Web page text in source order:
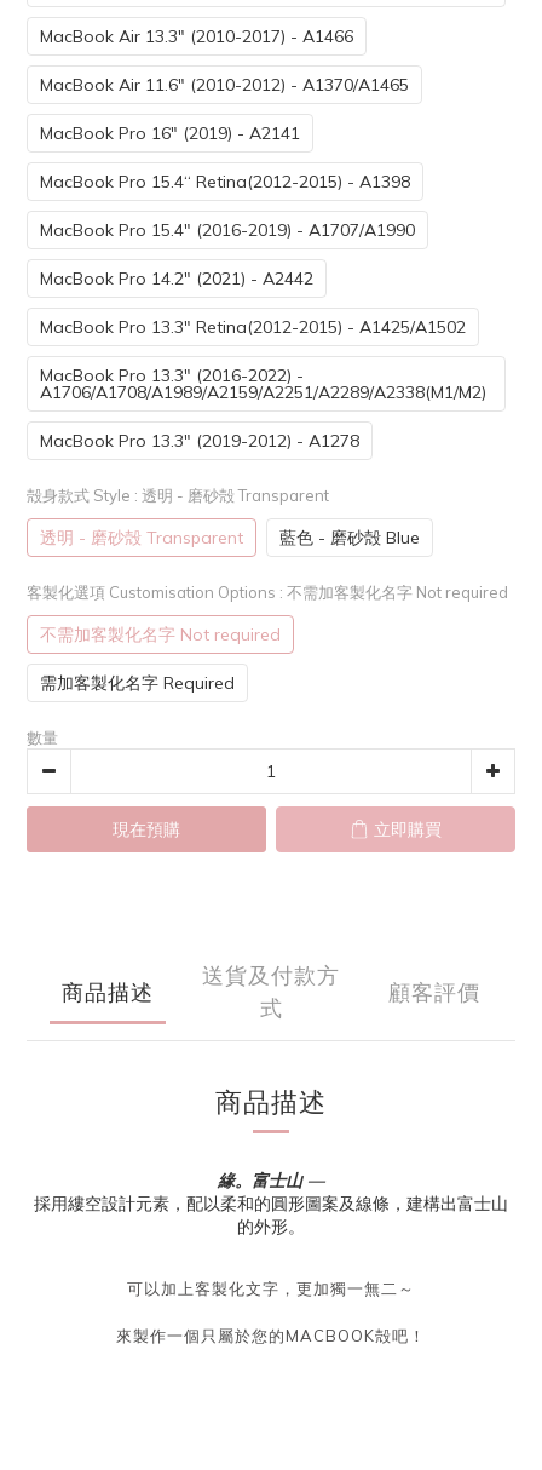
MacBook Air 13.3" (2010-2017) - A1466
MacBook Air 11.6" (2010-2012) - A1370/A1465
MacBook Pro 16" (2019) - A2141
MacBook Pro 15.4“ Retina(2012-2015) - A1398
MacBook Pro 15.4" (2016-2019) - A1707/A1990
MacBook Pro 14.2" (2021) - A2442
MacBook Pro 13.3" Retina(2012-2015) - A1425/A1502
MacBook Pro 13.3" (2016-2022) -
A1706/A1708/A1989/A2159/A2251/A2289/A2338(M1/M2)
MacBook Pro 13.3" (2019-2012) - A1278
殻身款式 Style : 透明 - 磨砂殻 Transparent
透明 - 磨砂殻 Transparent 藍色 - 磨砂殻 Blue
客製化選項 Customisation Options : 不需加客製化名字 Not required
不需加客製化名字 Not required
需加客製化名字 Required
數量
現在預購 立即購買
商品描述
送貨及付款方
式
顧客評價
商品描述
緣。富士山 —
採用縷空設計元素，配以柔和的圓形圖案及線條，建構出富士山
的外形。
可以加上客製化文字，更加獨一無二～
來製作一個只屬於您的MACBOOK殻吧！